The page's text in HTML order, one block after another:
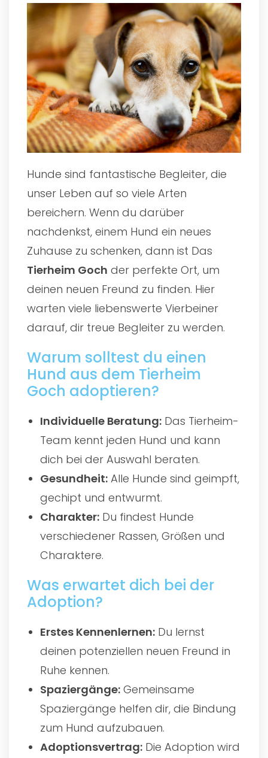
Hunde sind fantastische Begleiter, die
unser Leben auf so viele Arten
bereichern. Wenn du darüber
nachdenkst, einem Hund ein neues
Zuhause zu schenken, dann ist Das
Tierheim Goch der perfekte Ort, um
deinen neuen Freund zu finden. Hier
warten viele liebenswerte Vierbeiner
darauf, dir treue Begleiter zu werden.
Warum solltest du einen
Hund aus dem Tierheim
Goch adoptieren?
Individuelle Beratung: Das Tierheim-
Team kennt jeden Hund und kann
dich bei der Auswahl beraten.
Gesundheit: Alle Hunde sind geimpft,
gechipt und entwurmt.
Charakter: Du findest Hunde
verschiedener Rassen, Größen und
Charaktere.
Was erwartet dich bei der
Adoption?
Erstes Kennenlernen: Du lernst
deinen potenziellen neuen Freund in
Ruhe kennen.
Spaziergänge: Gemeinsame
Spaziergänge helfen dir, die Bindung
zum Hund aufzubauen.
Adoptionsvertrag: Die Adoption wird